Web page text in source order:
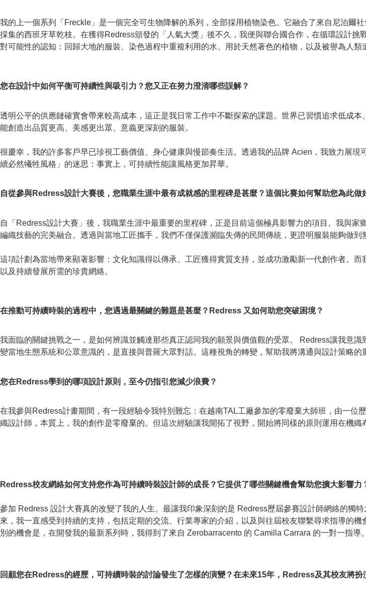
我的上一個系列「Freckle」是一個完全可生物降解的系列，全部採用植物染色。它融合了來自尼泊爾
採集的西班牙草乾枝。在獲得Redress頒發的「人氣大獎」後不久，我便與聯合國合作，在循環設計
對可能性的認知：回歸大地的服裝、染色過程中重複利用的水、用於天然著色的植物，以及被譽為人類
您在設計中如何平衡可持續性與吸引力？您又正在努力澄清哪些誤解？
透明公平的供應鏈確實會帶來較高成本，這正是我日常工作中不斷探索的課題。世界已習慣追求低成
能創造出品質更高、美感更出眾、意義更深刻的服裝。
很慶幸，我的許多客戶早已珍視工藝價值、身心健康與慢節奏生活。透過我的品牌 Acien，我致力展
續必然犧牲風格」的迷思：事實上，可持續性能讓風格更加昇華。
自從參與Redress設計大賽後，您職業生涯中最有成就感的里程碑是甚麼？這個比賽如何幫助您為此做
自「Redress設計大賽」後，我職業生涯中最重要的里程碑，正是目前這個極具影響力的項目。我與
編織技藝的完美融合。透過與當地工匠攜手，我們不僅保護瀕臨失傳的民間傳統，更證明服裝能夠做到
這項計劃為當地帶來顯著影響：文化知識得以傳承、工匠獲得實質支持，並成功激勵新一代創作者。
以及持續發展所需的珍貴網絡。
在推動可持續時裝的過程中，您遇過最關鍵的難題是甚麼？Redress 又如何助您突破困境？
我面臨的關鍵挑戰之一，是如何辨識並觸達那些真正認同我的願景與價值觀的受眾。 Redress讓我意
變當地生態系統和公眾意識的，是直接與普羅大眾對話。這種視角的轉變，幫助我將溝通與設計策略
您在Redress學到的哪項設計原則，至今仍指引您減少浪費？
在我參與Redress計畫期間，有一段經驗令我特別難忘：在越南TAL工廠參加的零廢棄大師班，由一
織設計師，本質上，我的創作是零廢棄的。但這次經驗讓我開拓了視野，開始將同樣的原則運用在機
Redress校友網絡如何支持您作為可持續時裝設計師的成長？它提供了哪些關鍵機會幫助您擴大影響力
參加 Redress 設計大賽真的改變了我的人生。最讓我印象深刻的是 Redress歷屆參賽設計師網絡的
來，我一直感受到持續的支持，包括定期的交流、行業專家的介紹，以及與往屆校友聯繫尋求指導的
別的機會是，在開發我的最新系列時，我得到了來自 Zerobarracento 的 Camilla Carrara 的一對一指導
回顧您在Redress的經歷，可持續時裝的討論發生了怎樣的演變？在未來15年，Redress及其校友將扮